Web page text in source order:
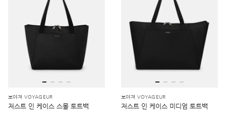
보야져 VOYAGEUR
저스트 인 케이스 스몰 토트백
보야져 VOYAGEUR
저스트 인 케이스 미디엄 토트백